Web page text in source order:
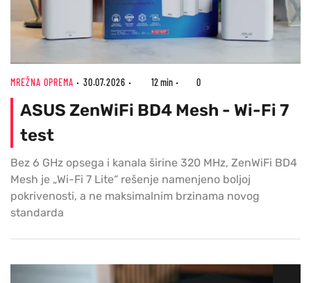
MREŽNA OPREMA 30.07.2026 12 min 0
ASUS ZenWiFi BD4 Mesh - Wi-Fi 7
test
Bez 6 GHz opsega i kanala širine 320 MHz, ZenWiFi BD4
Mesh je „Wi-Fi 7 Lite“ rešenje namenjeno boljoj
pokrivenosti, a ne maksimalnim brzinama novog
standarda